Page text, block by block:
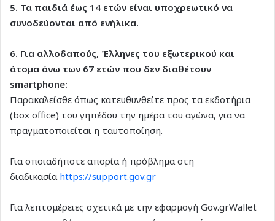
5. Τα παιδιά έως 14 ετών είναι υποχρεωτικό να
συνοδεύονται από ενήλικα.
6. Για αλλοδαπούς, Έλληνες του εξωτερικού και
άτομα άνω των 67 ετών που δεν διαθέτουν
smartphone:
Παρακαλείσθε όπως κατευθυνθείτε προς τα εκδοτήρια
(box office) του γηπέδου την ημέρα του αγώνα, για να
πραγματοποιείται η ταυτοποίηση.
Για οποιαδήποτε απορία ή πρόβλημα στη
διαδικασία https://support.gov.gr
Για λεπτομέρειες σχετικά με την εφαρμογή Gov.grWallet